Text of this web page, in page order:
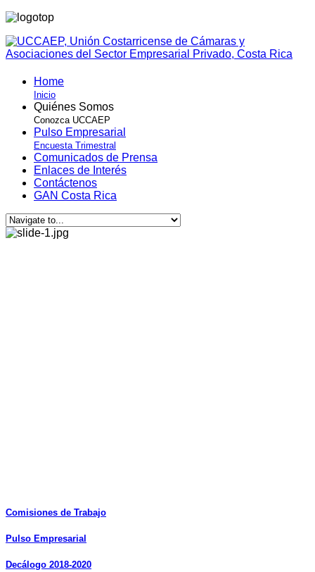
Home
Inicio
Quiénes Somos
Conozca UCCAEP
Pulso Empresarial
Encuesta Trimestral
Comunicados de Prensa
Enlaces de Interés
Contáctenos
GAN Costa Rica
Comisiones de Trabajo
Pulso Empresarial
Decálogo 2018-2020